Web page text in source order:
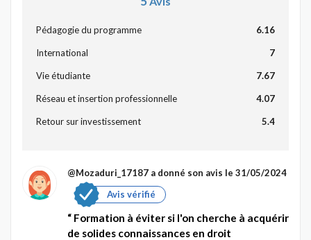
Pédagogie du programme 6.16
International 7
Vie étudiante 7.67
Réseau et insertion professionnelle 4.07
Retour sur investissement 5.4
@Mozaduri_17187 a donné son avis le 31/05/2024
Avis vérifié
Formation à éviter si l'on cherche à acquérir
de solides connaissances en droit